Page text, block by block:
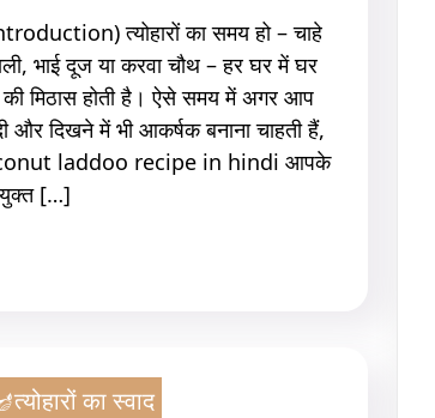
त्योहारों का समय हो – चाहे
भाई दूज या करवा चौथ – हर घर में घर
की मिठास होती है। ऐसे समय में अगर आप
और दिखने में भी आकर्षक बनाना चाहती हैं,
laddoo recipe in hindi आपके
[…]
का स्वाद